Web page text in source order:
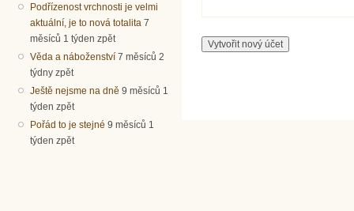
Podřízenost vrchnosti je velmi
aktuální, je to nová totalita 7
měsíců 1 týden zpět
Věda a náboženství 7 měsíců 2
týdny zpět
Ještě nejsme na dně 9 měsíců 1
týden zpět
Pořád to je stejné 9 měsíců 1
týden zpět